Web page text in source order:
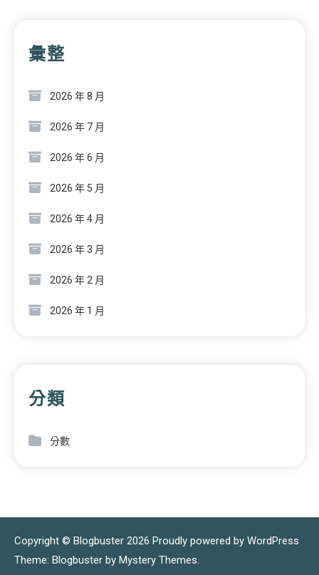
彙整
2026 年 8 月
2026 年 7 月
2026 年 6 月
2026 年 5 月
2026 年 4 月
2026 年 3 月
2026 年 2 月
2026 年 1 月
分類
分數
Copyright © Blogbuster 2026 Proudly powered by WordPress
Theme: Blogbuster by Mystery Themes